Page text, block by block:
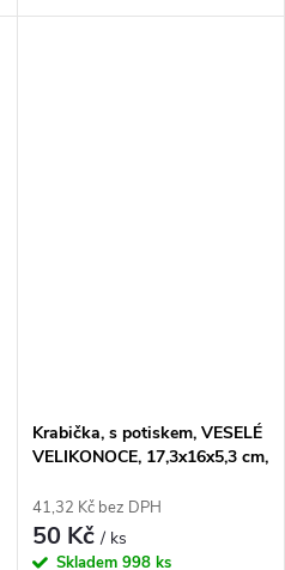
330 ml. Z bílého kartonu,
Krabička, s potiskem, VESELÉ
VELIKONOCE, 17,3x16x5,3 cm,
41,32 Kč bez DPH
50 Kč/ ks
Skladem 998 ks